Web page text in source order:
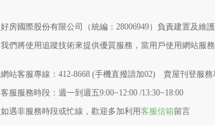
好房國際股份有限公司（統編：28006949）負責建置及維
我們將使用追蹤技術來提供優質服務，當用戶使用網站服
網站客服專線：412-8668 (手機直撥請加02) 賣屋刊登服務
客服服務時段：週一到週五9:00~12:00 /13:30~18:00
如遇非服務時段或忙線，歡迎多加利用客服信箱留言